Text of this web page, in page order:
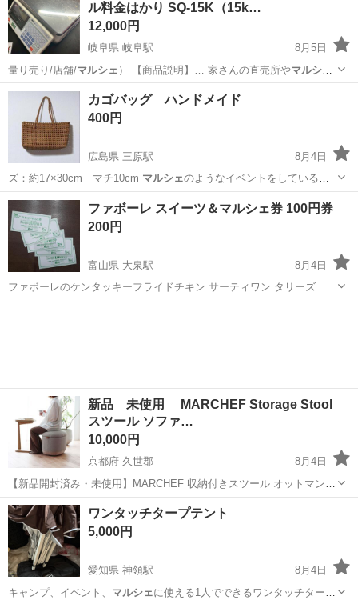
ル料金はかり SQ-15K（15k…
12,000円
岐阜県 岐阜駅
8月5日
量り売り/店舗/マルシェ ） 【商品説明】… 家さんの直売所やマルシ
ェ、イベント販売用…
岐阜 岐阜市 岐阜駅
カゴバッグ ハンドメイド
400円
広島県 三原駅
8月4日
ズ：約17×30cm マチ10cm マルシェのようなイベントをしている所
で、ハン…
広島 三原市 三原駅 バッグ
ファボーレ スイーツ＆マルシェ券 100円券
200円
富山県 大泉駅
8月4日
ファボーレのケンタッキーフライドチキン サーティワン タリーズ た
新品 未使用 MARCHEF Storage Stool
スツール ソファ…
10,000円
京都府 久世郡
8月4日
【新品開封済み・未使用】MARCHEF 収納付きスツール オットマン
ラウンド型 約28L ■スペック 商品名: MARCHEF 収納付きスツール オ
ットマン カテゴリ: 椅子・スツール サイズ: W50cm x...
京都 久世郡 椅子
ワンタッチタープテント
5,000円
愛知県 神領駅
8月4日
キャンプ、イベント、 マルシェ に使える1人でできるワンタッチター